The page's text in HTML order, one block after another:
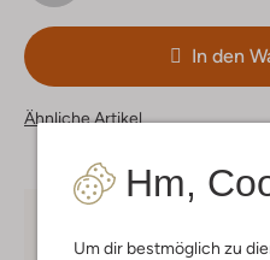
Hm,
Um dir bestmöglich zu
In den
Ähnliche Artikel
Mitglieder in Deutschland